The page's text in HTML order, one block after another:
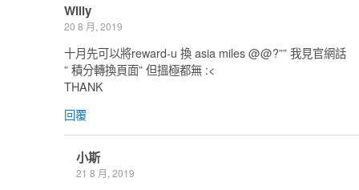
Willy
20 8 月, 2019
十月先可以將reward-u 換 asia miles @@?”” 我見官網話
” 積分轉換頁面” 但搵極都無 :<
THANK
回覆
小斯
21 8 月, 2019